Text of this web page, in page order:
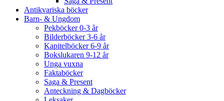
Antikvariska böcker
Barn- & Ungdom
Pekböcker 0-3 år
Bilderböcker 3-6 år
Kapitelböcker 6-9 år
Bokslukaren 9-12 år
Unga vuxna
Faktaböcker
Saga & Present
Anteckning & Dagböcker